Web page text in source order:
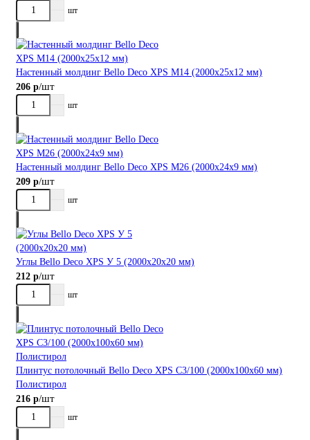
шт
Настенный молдинг Bellо Deco XPS М14 (2000х25х12 мм)
206 р/шт
шт
Настенный молдинг Bellо Deco XPS М26 (2000х24х9 мм)
209 р/шт
шт
Углы Bellо Deco XPS У 5 (2000х20х20 мм)
212 р/шт
шт
Плинтус потолочный Bellо Deco XPS С3/100 (2000х100х60 мм)
Полистирол
216 р/шт
шт